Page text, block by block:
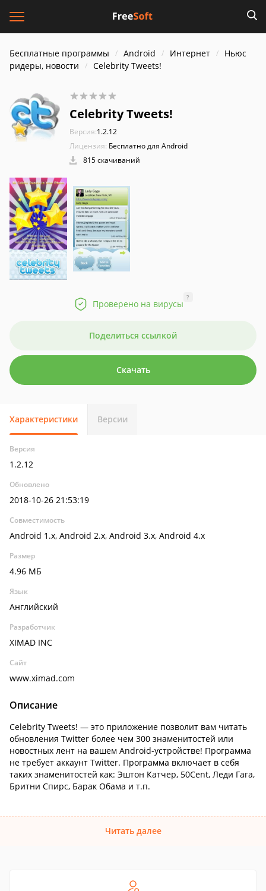
Бесплатные программы Android Интернет
Ньюс
ридеры, новости
Celebrity Tweets!
Celebrity Tweets!
Версия:1.2.12
Лицензия: Бесплатно для Android
815 скачиваний
Проверено на вирусы
?
Поделиться ссылкой
Скачать
Характеристики Версии
Версия
1.2.12
Обновлено
2018-10-26 21:53:19
Совместимость
Android 1.x, Android 2.x, Android 3.x, Android 4.x
Размер
4.96 МБ
Язык
Английский
Разработчик
XIMAD INC
Сайт
www.ximad.com
Описание
Celebrity Tweets! — это приложение позволит вам читать
обновления Twitter более чем 300 знаменитостей или
новостных лент на вашем Android-устройстве! Программа
не требует аккаунт Twitter. Программа включает в себя
таких знаменитостей как: Эштон Катчер, 50Cent, Леди Гага,
Бритни Спирс, Барак Обама и т.п.
Читать далее